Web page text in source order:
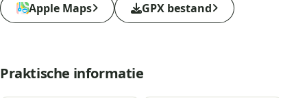
Apple Maps
GPX bestand
Praktische informatie